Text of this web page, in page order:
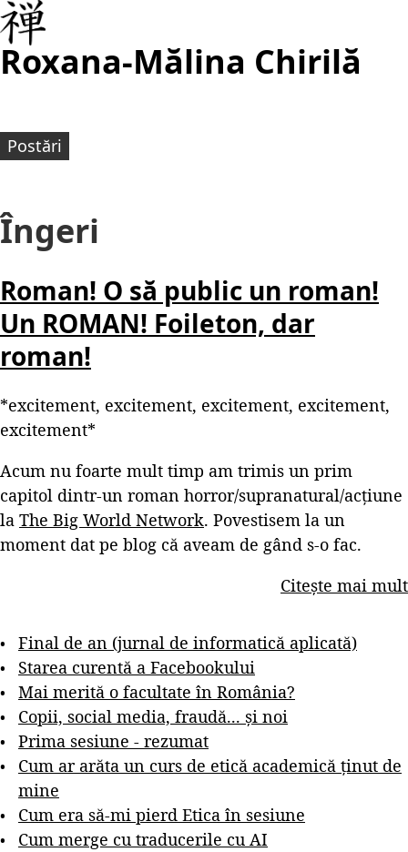
Roxana-Mălina Chirilă
Postări
Îngeri
Roman! O să public un roman!
Un ROMAN! Foileton, dar
roman!
*excitement, excitement, excitement, excitement,
excitement*
Acum nu foarte mult timp am trimis un prim
capitol dintr-un roman horror/supranatural/acțiune
la The Big World Network. Povestisem la un
moment dat pe blog că aveam de gând s-o fac.
Citește mai mult
Final de an (jurnal de informatică aplicată)
Starea curentă a Facebookului
Mai merită o facultate în România?
Copii, social media, fraudă... și noi
Prima sesiune - rezumat
Cum ar arăta un curs de etică academică ținut de
mine
Cum era să-mi pierd Etica în sesiune
Cum merge cu traducerile cu AI